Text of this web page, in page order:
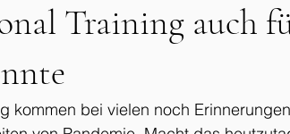
Training auch
kommen bei vielen noch